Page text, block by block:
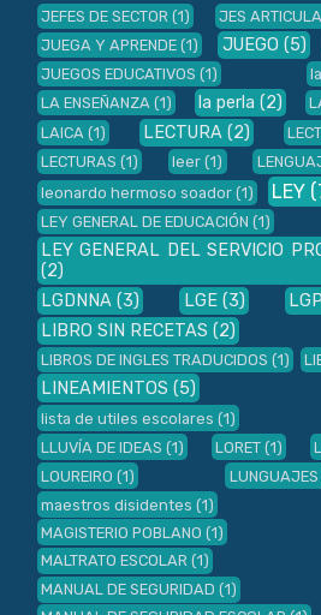
JEFES DE SECTOR (1) JES
JUEGA Y APRENDE (1) JUEGO (5)
JUEGOS EDUCATIVOS (1)
LA ENSEÑANZA (1) la perla (2)
LAICA (1) LECTURA (2)
LECTURAS (1) leer (1)
leonardo hermoso soador (1) LEY
LEY GENERAL DE EDUCACIÓN (1)
LEY GENERAL DEL SERVICIO
(2)
LGDNNA (3) LGE (3)
LIBRO SIN RECETAS (2)
LIBROS DE INGLES TRADUCIDOS (1)
LINEAMIENTOS (5)
lista de utiles escolares (1)
LLUVÍA DE IDEAS (1) LORET (1)
LOUREIRO (1) LUNGUAJES
maestros disidentes (1)
MAGISTERIO POBLANO (1)
MALTRATO ESCOLAR (1)
MANUAL DE SEGURIDAD (1)